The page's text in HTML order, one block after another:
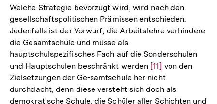
Welche Strategie bevorzugt wird, wird nach den
gesellschaftspolitischen Prämissen entschieden.
Jedenfalls ist der Vorwurf, die Arbeitslehre verhindere
die Gesamtschule und müsse als
hauptschulspezifisches Fach auf die Sonderschulen
und Hauptschulen beschränkt werden Zur
Auflösung
der
Fußnote
[11] von den
Zielsetzungen der Ge-samtschule her nicht
durchdacht, denn diese versteht sich doch als
demokratische Schule, die Schüler aller Schichten und